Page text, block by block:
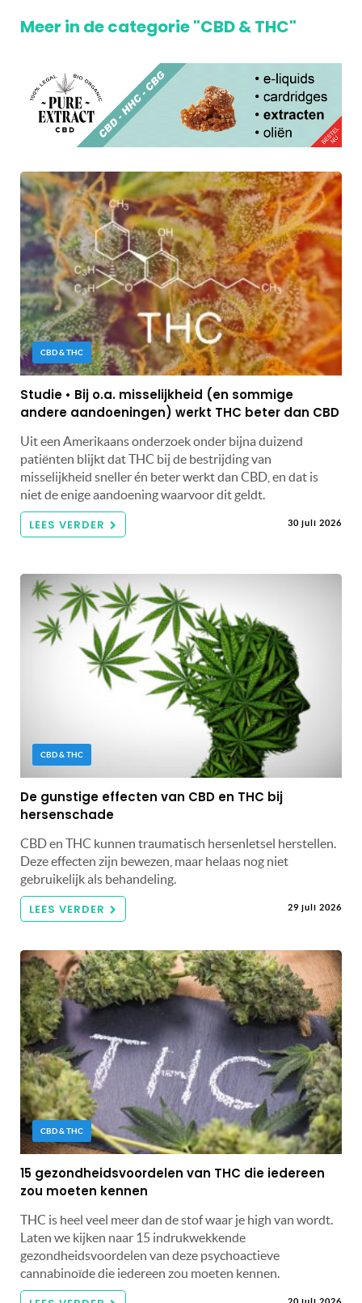
Meer in de categorie "CBD & THC"
CBD & THC
Studie • Bij o.a. misselijkheid (en sommige
andere aandoeningen) werkt THC beter dan CBD
Uit een Amerikaans onderzoek onder bijna duizend
patiënten blijkt dat THC bij de bestrijding van
misselijkheid sneller én beter werkt dan CBD, en dat is
niet de enige aandoening waarvoor dit geldt.
LEES VERDER 30 juli 2026
CBD & THC
De gunstige effecten van CBD en THC bij
hersenschade
CBD en THC kunnen traumatisch hersenletsel herstellen.
Deze effecten zijn bewezen, maar helaas nog niet
gebruikelijk als behandeling.
LEES VERDER 29 juli 2026
CBD & THC
15 gezondheidsvoordelen van THC die iedereen
zou moeten kennen
THC is heel veel meer dan de stof waar je high van wordt.
Laten we kijken naar 15 indrukwekkende
gezondheidsvoordelen van deze psychoactieve
cannabinoïde die iedereen zou moeten kennen.